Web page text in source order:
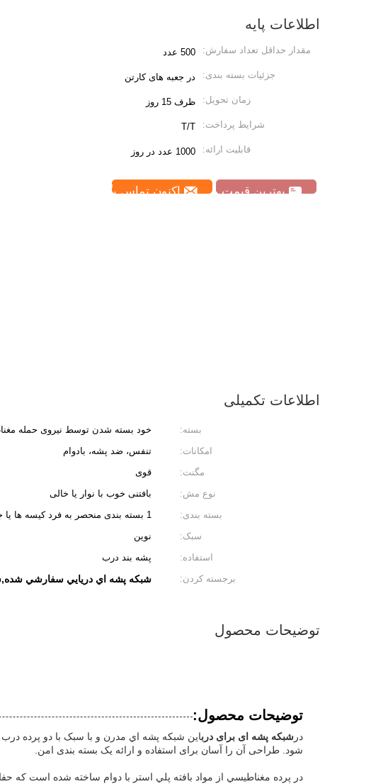
اطلاعات پایه
مقدار حداقل تعداد سفارش: 500 عدد
جزئیات بسته بندی: در جعبه های کارتن
زمان تحویل: ظرف 15 روز
شرایط پرداخت: T/T
قابلیت ارائه: 1000 عدد در روز
بهترین قیمت اکنون تماس بگیرید
اطلاعات تکمیلی
بسته: خود بسته شدن توسط نیروی حمله
امکانات:
تنفس، ضد پشه، بادوام
مگنت:
قوی
نوع مش:
بافتنی خوب با نوار یا خالی
بسته بندی:
1 بسته بندی منحصر به فرد کیسه ها یا جعبه های کارتن
سبک:
نوین
استفاده:
پشه بند درب
برجسته کردن:
شبكه پشه اي دريايي سفارشي
توضیحات محصول
توضیحات محصول:
در شبکه پشه ای برای درب
شود. طراحی آن را آسان برای استفاده و ارائه یک بسته بندی امن.
در پرده مغناطيسي از مواد بافته پلي استر با دوام ساخته شده است